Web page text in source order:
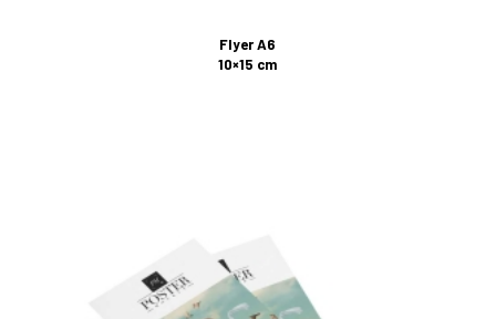
Flyer A6
10×15 cm